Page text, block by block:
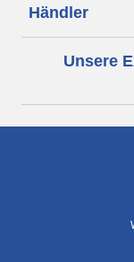
Händler
Unsere